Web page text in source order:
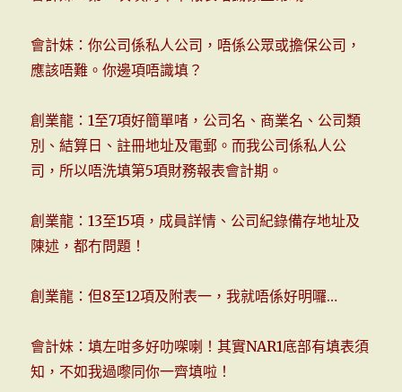
會計妹：你公司係私人公司，唔係公眾或擔保公司，
應該唔難。你邊項唔識填？
創業龍：1至7項好簡單啫，公司名、商業名、公司類
別、結算日、註冊地址及電郵。而我公司係私人公
司，所以唔洗填第5項財務報表會計期。
創業龍：13至15項，成員詳情、公司紀錄備存地址及
陳述，都冇問題！
創業龍：但8至12項及附表一，我就唔係好明囉…
會計妹：填左咁多好叻㗎喇！其實NAR1底部有填表須
知，不如我過嚟同你一齊填啦！